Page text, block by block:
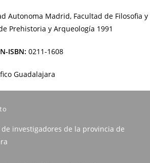
Autonoma Madrid, Facultad de Filosofia y
Prehistoria y Arqueología 1991
ISBN: 0211-1608
Guadalajara
investigadores de la provincia de